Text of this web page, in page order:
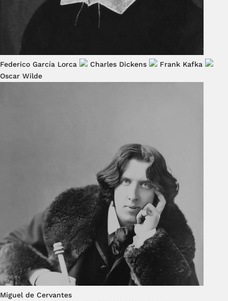
Federico García Lorca Charles Dickens
Frank Kafka
Oscar Wilde
Miguel de Cervantes